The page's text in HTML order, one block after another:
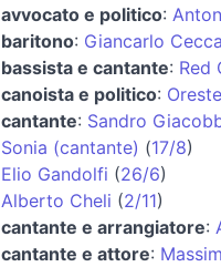
avvocato e politico:
baritono: Giancarlo
bassista e cantante: Red
canoista e politico:
cantante: Sandro
Sonia (cantante) (17/8)
Elio Gandolfi (26/6)
Alberto Cheli (2/11)
cantante e arrangiatore:
cantante e attore: